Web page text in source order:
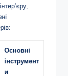
Основні
інструмент
и